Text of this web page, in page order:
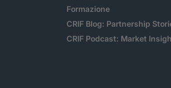
Formazione
CRIF Blog: Partnership
CRIF Podcast: Market